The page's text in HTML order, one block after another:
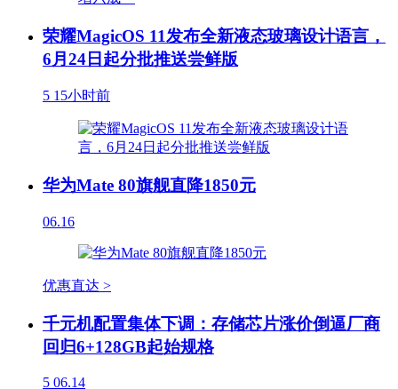
荣耀MagicOS 11发布全新液态玻璃设计语言，
6月24日起分批推送尝鲜版
5 15小时前
华为Mate 80旗舰直降1850元
06.16
优惠直达 >
千元机配置集体下调：存储芯片涨价倒逼厂商
回归6+128GB起始规格
5 06.14